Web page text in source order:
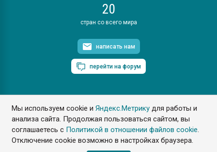
Мы используем cookie иЯндекс.Метрику для работы и
анализа сайта. Продолжая пользоваться сайтом, вы
соглашаетесь с Политикой в отношении файлов cookie.
Отключение cookie возможно в настройках браузера.
20
стран со всего мира
написать нам
перейти на форум
ПластЭксперт © 2006. Все права защищены
Разрешается копирование материалов сайта с обязательной
ссылкой на www.e-plastic.ru
Разработка сайта